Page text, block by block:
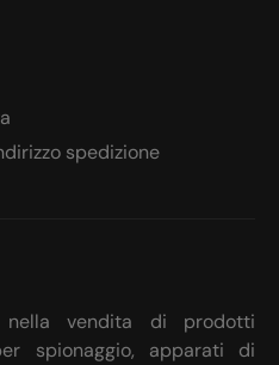
spedizione
nella vendita di prodotti
spionaggio, apparati di